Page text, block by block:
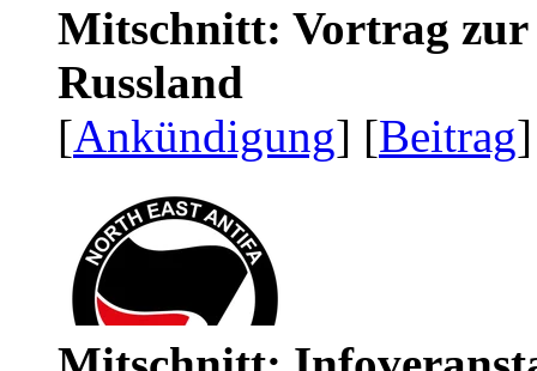
Mitschnitt: Vortrag zur
Russland
[Ankündigung] [Beitrag